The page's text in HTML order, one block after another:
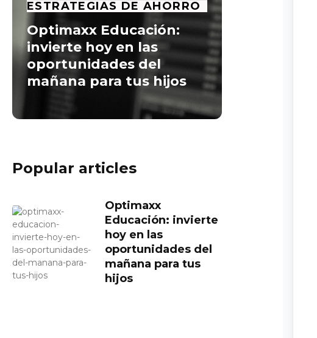
ESTRATEGIAS DE AHORRO
Optimaxx Educación:
invierte hoy en las
oportunidades del
mañana para tus hijos
Popular articles
Optimaxx
Educación: invierte
hoy en las
oportunidades del
mañana para tus
hijos